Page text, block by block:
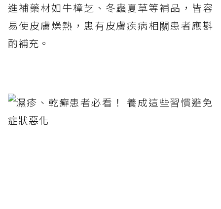
進補藥材如牛樟芝、冬蟲夏草等補品，皆容
易使皮膚燥熱，患有皮膚疾病相關患者應斟
酌補充。